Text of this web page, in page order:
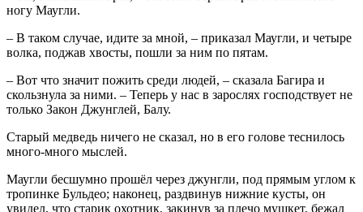
ногу Маугли.
– В таком случае, идите за мной, – приказал Маугли, и четыре
волка, поджав хвосты, пошли за ним по пятам.
– Вот что значит пожить среди людей, – сказала Багира и
скользнула за ними. – Теперь у нас в зарослях господствует не
только Закон Джунглей, Балу.
Старый медведь ничего не сказал, но в его голове теснилось
много-много мыслей.
Маугли бесшумно прошёл через джунгли, под прямым углом к
тропинке Бульдео; наконец, раздвинув нижние кусты, он
увидел, что старик охотник, закинув за плечо мушкет, бежал